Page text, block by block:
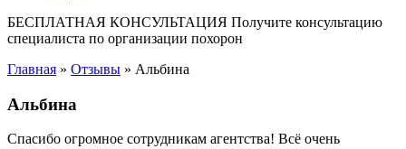
БЕСПЛАТНАЯ КОНСУЛЬТАЦИЯ Получите консультацию
специалиста по организации похорон
Главная » Отзывы » Альбина
Альбина
Спасибо огромное сотрудникам агентства! Всё очень